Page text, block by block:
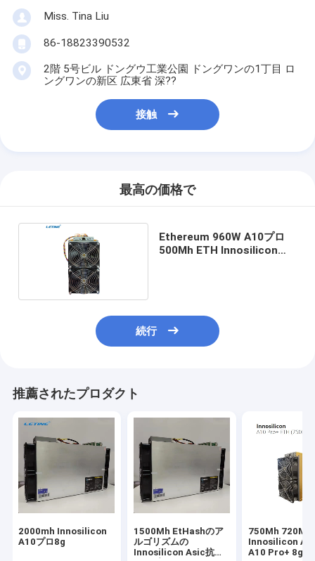
Miss. Tina Liu
86-18823390532
2階 5号ビル ドングウ工業公園 ドングワンの1丁目 ロ
ングワンの新区 広東省 深??
接触
最高の価格で
Ethereum 960W A10プロ
500Mh ETH Innosilicon
続行
推薦されたプロダクト
2000mh Innosilicon
A10プロ8g
1500Mh EtHashのア
ルゴリズムの
Innosilicon Asic抗夫
750Mh 720Mh
Innosilicon
A10 Pro+ 8g